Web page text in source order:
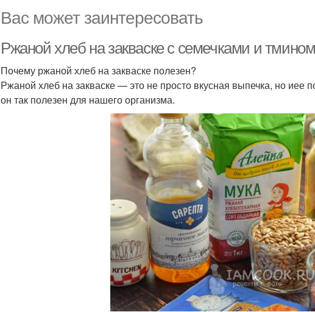
Вас может заинтересовать
Ржаной хлеб на закваске с семечками и
Почему ржаной хлеб на закваске полезен?
Ржаной хлеб на закваске — это не просто вкусная выпечка, но иее
он так полезен для нашего организма.